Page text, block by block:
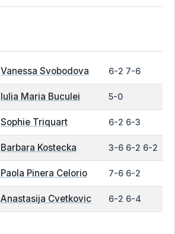
Vanessa Svobodova 6-2 7-6
Iulia Maria Buculei 5-0
Sophie Triquart 6-2 6-3
Barbara Kostecka 3-6 6-2 6-2
Paola Pinera Celorio 7-6 6-2
Anastasija Cvetkovic 6-2 6-4